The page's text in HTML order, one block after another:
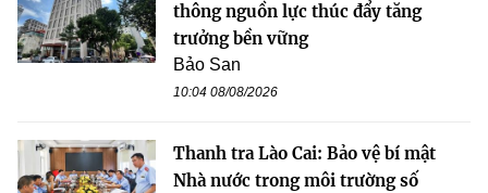
thông nguồn lực thúc đẩy tăng
trưởng bền vững
Bảo San
10:04 08/08/2026
Thanh tra Lào Cai: Bảo vệ bí mật
Nhà nước trong môi trường số